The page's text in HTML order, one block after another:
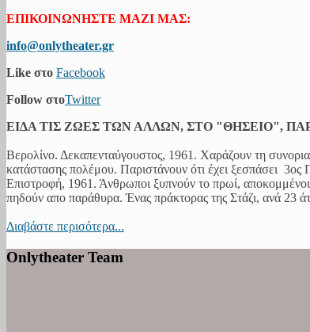
ΕΠΙΚΟΙΝΩΝΗΣΤΕ ΜΑΖΙ ΜΑΣ:
info@onlytheater.gr
Like στο Facebook
Follow στοTwitter
ΕΙΔΑ ΤΙΣ ΖΩΕΣ ΤΩΝ ΑΛΛΩΝ, ΣΤΟ "ΘΗΣΕΙΟ",
Βερολίνο. Δεκαπενταύγουστος, 1961. Χαράζουν τη
κατάστασης πολέμου. Παριστάνουν ότι έχει ξεσπάσει
Επιστροφή, 1961. Άνθρωποι ξυπνούν το πρωί,
πηδούν απο παράθυρα. Ένας πράκτορας της Στάζι, ανά 23
Διαβάστε περισότερα...
Onlytheater Team